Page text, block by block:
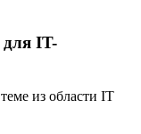
IT-
из области IT